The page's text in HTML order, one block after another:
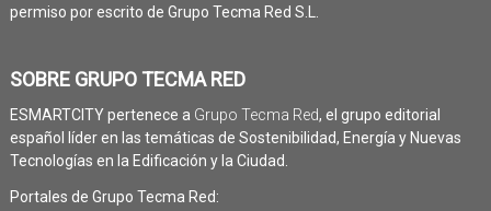
permiso por escrito de Grupo Tecma Red S.L.
SOBRE GRUPO TECMA RED
ESMARTCITY pertenece a Grupo Tecma Red, el grupo editorial
español líder en las temáticas de Sostenibilidad, Energía y Nuevas
Tecnologías en la Edificación y la Ciudad.
Portales de Grupo Tecma Red: